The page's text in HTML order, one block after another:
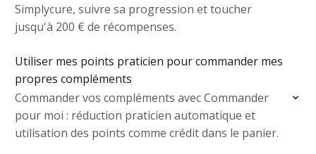
Simplycure, suivre sa progression et toucher
jusqu'à 200 € de récompenses.
Utiliser mes points praticien pour commander mes
propres compléments
Commander vos compléments avec Commander
pour moi : réduction praticien automatique et
utilisation des points comme crédit dans le panier.